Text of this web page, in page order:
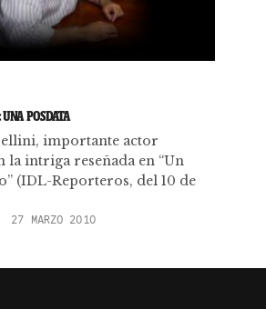
POSDATA
importante actor
la intriga reseñada en “Un
(IDL-Reporteros, del 10 de
27 MARZO 2010